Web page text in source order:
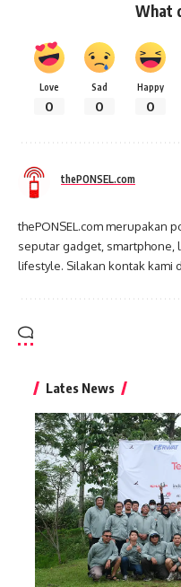
What
Love
0
Sad
0
Happy
0
thePONSEL.com
thePONSEL.com merupakan
seputar gadget, smartphone,
lifestyle. Silakan kontak kami
Lates News